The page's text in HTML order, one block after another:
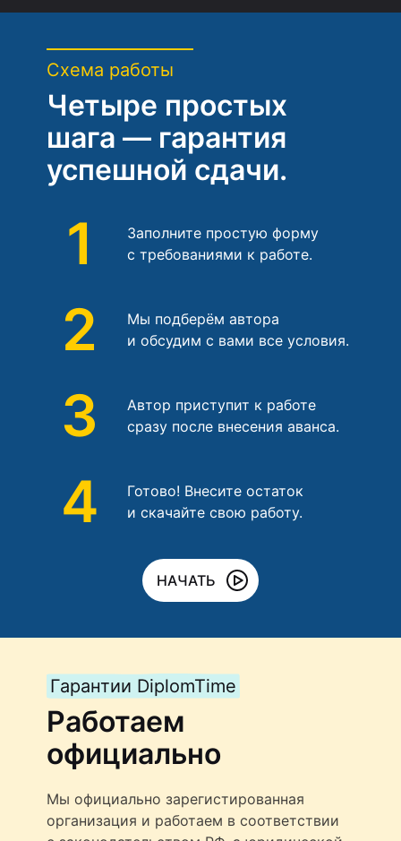
Схема работы
Четыре простых
шага — гарантия
успешной сдачи.
1
Заполните простую форму
с требованиями к работе.
2
Мы подберём автора
и обсудим с вами все условия.
3
Автор приступит к работе
сразу после внесения аванса.
4
Готово! Внесите остаток
и скачайте свою работу.
НАЧАТЬ
Гарантии DiplomTime
Работаем
официально
Мы официально зарегистированная
организация и работаем в соответствии